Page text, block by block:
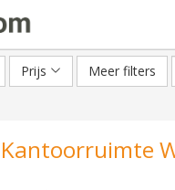
Prijs Meer filters
Kantoorruimte